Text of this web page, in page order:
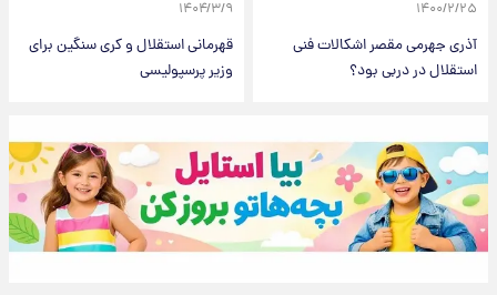
۱۴۰۰/۲/۲۵
آذری جهرمی مقصر اشکالات فنی
استقلال در دربی بود؟
۱۴۰۴/۳/۹
قهرمانی استقلال و کری سنگین برای
وزیر پرسپولیسی